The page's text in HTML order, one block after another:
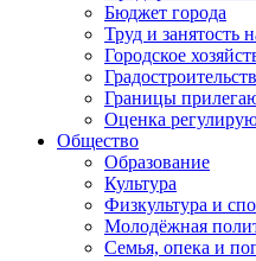
Бюджет города
Труд и занятость
Городское
Границы
Оценка
Общество
Образование
Культура
Физкультура и
Молодёжная
Семья, опека и